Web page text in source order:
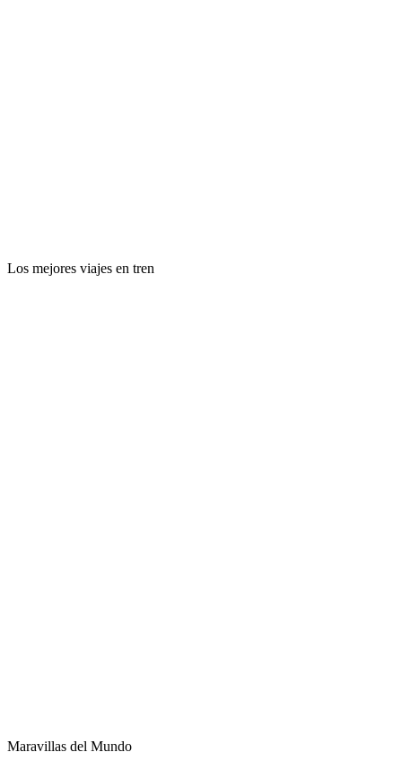
Los mejores viajes en tren
Maravillas del Mundo